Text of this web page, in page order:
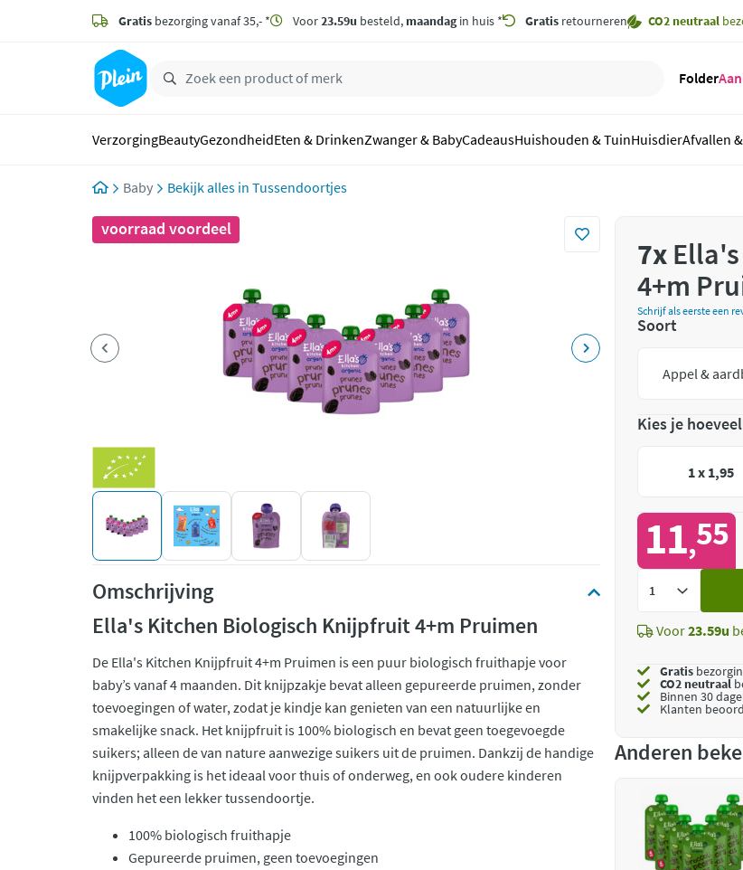
zoeken
hoofdinhoud
Gratis bezorging vanaf 35,- * Voor23.59u besteld, maandagin huis * Gratis retourneren CO2 neutraal
Folder
VerzorgingBeautyGezondheidEten & DrinkenZwanger & BabyCadeausHuishouden & TuinHuisdierAfvallen
Baby Tussendoortjes
voorraad voordeel
Omschrijving
Ella's Kitchen Biologisch Knijpfruit 4+m Pruimen
De Ella's Kitchen Knijpfruit 4+m Pruimen is een puur biologisch fruithapje voor
baby’s vanaf 4 maanden. Dit knijpzakje bevat alleen gepureerde pruimen, zonder
toevoegingen of water, zodat je kindje kan genieten van een natuurlijke en
smakelijke snack. Het knijpfruit is 100% biologisch en bevat geen toegevoegde
suikers; alleen de van nature aanwezige suikers uit de pruimen. Dankzij de handige
knijpverpakking is het ideaal voor thuis of onderweg, en ook oudere kinderen
vinden het een lekker tussendoortje.
100% biologisch fruithapje
Gepureerde pruimen, geen toevoegingen
7x
4+m
Schrijf als eerste een
Soort
Appel &
Kies je
1 x 1,95
11,55
Voor23.59u
Gratis
CO2 neutraal
Binnen 30
Klanten
Anderen